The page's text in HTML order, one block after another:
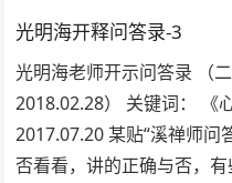
光明海开释问答录-3
光明海老师开示问答录 （
2018.02.28） 关键词： 《
2017.07.20 某贴“溪禅师
否看看，讲的正确与否，